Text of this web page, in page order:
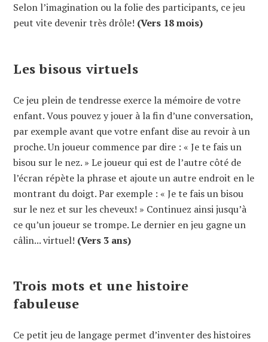
Selon l’imagination ou la folie des participants, ce jeu
peut vite devenir très drôle! (Vers 18 mois)
Les bisous virtuels
Ce jeu plein de tendresse exerce la mémoire de votre
enfant. Vous pouvez y jouer à la fin d’une conversation,
par exemple avant que votre enfant dise au revoir à un
proche. Un joueur commence par dire : « Je te fais un
bisou sur le nez. » Le joueur qui est de l’autre côté de
l’écran répète la phrase et ajoute un autre endroit en le
montrant du doigt. Par exemple : « Je te fais un bisou
sur le nez et sur les cheveux! » Continuez ainsi jusqu’à
ce qu’un joueur se trompe. Le dernier en jeu gagne un
câlin... virtuel! (Vers 3 ans)
Trois mots et une histoire
fabuleuse
Ce petit jeu de langage permet d’inventer des histoires